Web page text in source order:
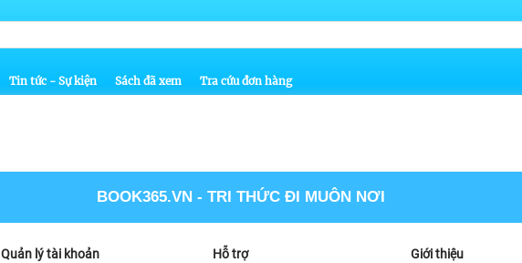
Tin tức - Sự kiện Sách đã xem Tra cứu đơn hàng
BOOK365.VN - TRI THỨC ĐI MUÔN NƠI
Quản lý tài khoản Hỗ trợ
Giới thiệu